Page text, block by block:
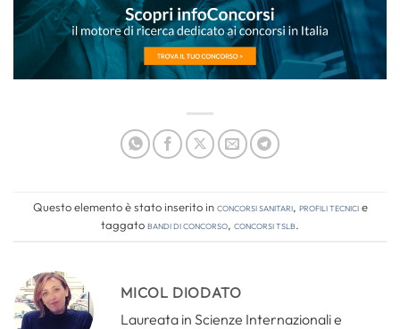
Questo elemento è stato inserito inConcorsi Sanitari, Profili tecnicie
taggatobandi di concorso, concorsi tslb.
MICOL DIODATO
Laureata in Scienze Internazionali e